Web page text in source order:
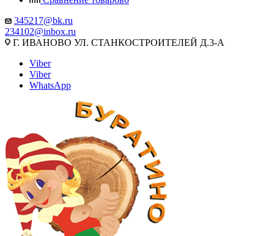
345217@bk.ru
234102@inbox.ru
Г. ИВАНОВО УЛ. СТАНКОСТРОИТЕЛЕЙ Д.3-А
Viber
Viber
WhatsApp